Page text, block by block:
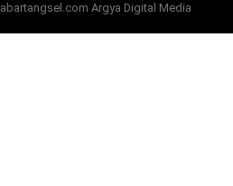
Argya Digital Media